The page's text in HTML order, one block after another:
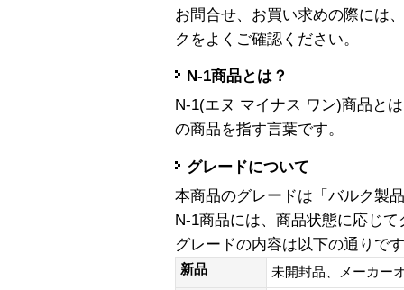
お問合せ、お買い求めの際には
クをよくご確認ください。
N-1商品とは？
N-1(エヌ マイナス ワン)商品と
の商品を指す言葉です。
グレードについて
本商品のグレードは「バルク製
N-1商品には、商品状態に応じ
グレードの内容は以下の通りで
新品
未開封品、メーカー